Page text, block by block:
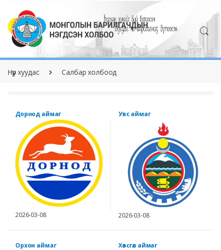
Нүүр хуудас Салбар холбоод
Дорнод аймаг
2026-03-08
Увс аймаг
2026-03-08
Орхон аймаг Хөвсгөл аймаг